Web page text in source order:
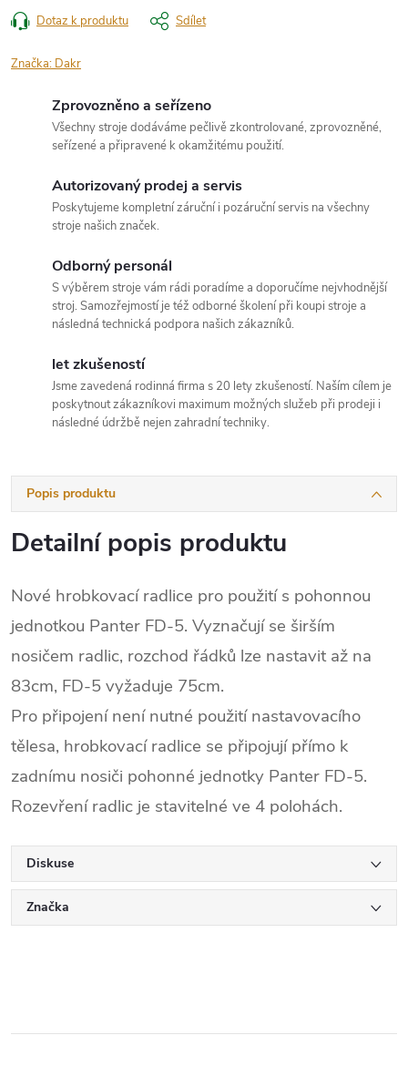
Dotaz k produktu Sdílet
Značka: Dakr
Zprovozněno a seřízeno
Všechny stroje dodáváme pečlivě zkontrolované, zprovozněné,
seřízené a připravené k okamžitému použití.
Autorizovaný prodej a servis
Poskytujeme kompletní záruční i pozáruční servis na všechny
stroje našich značek.
Odborný personál
S výběrem stroje vám rádi poradíme a doporučíme nejvhodnější
stroj. Samozřejmostí je též odborné školení při koupi stroje a
následná technická podpora našich zákazníků.
let zkušeností
Jsme zavedená rodinná firma s 20 lety zkušeností. Naším cílem je
poskytnout zákazníkovi maximum možných služeb při prodeji i
následné údržbě nejen zahradní techniky.
Popis produktu
Detailní popis produktu
Nové hrobkovací radlice pro použití s pohonnou
jednotkou Panter FD-5. Vyznačují se širším
nosičem radlic, rozchod řádků lze nastavit až na
83cm, FD-5 vyžaduje 75cm.
Pro připojení není nutné použití nastavovacího
tělesa, hrobkovací radlice se připojují přímo k
zadnímu nosiči pohonné jednotky Panter FD-5.
Rozevření radlic je stavitelné ve 4 polohách.
Diskuse
Značka